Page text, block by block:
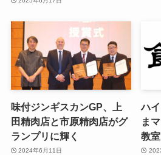
味付ジンギスカンGP、上
田精肉店と市原精肉店がグ
ランプリに輝く
2024年6月11日
ハ
ま
教